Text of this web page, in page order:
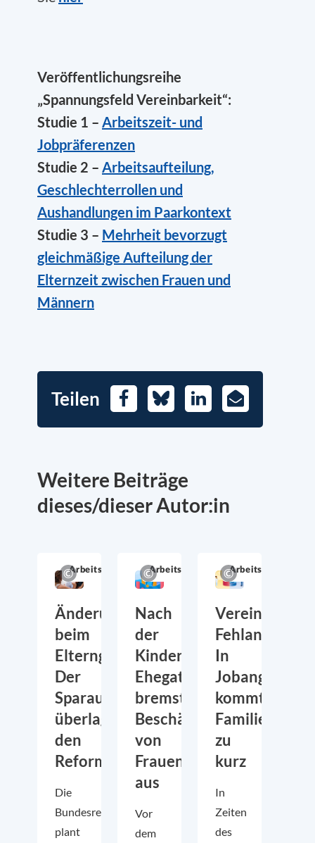
Veröffentlichungsreihe
„Spannungsfeld Vereinbarkeit“:
Studie 1 – Arbeitszeit- und
Jobpräferenzen
Studie 2 – Arbeitsaufteilung,
Geschlechterrollen und
Aushandlungen im Paarkontext
Studie 3 – Mehrheit bevorzugt
gleichmäßige Aufteilung der
Elternzeit zwischen Frauen und
Männern
Teilen FacebookBlueskyLinkedIn
E-
Mail
Weitere Beiträge
dieses/dieser Autor:in
Arbeitsmarkt
Änderungen
beim
Elterngeld:
Der
Sparauftrag
überlagert
den
Reformanspruch
Die
Bundesregierung
plant
Arbeitsmarkt
Nach
der
Kinderphase:
Ehegattensplitting
bremst
Beschäftigung
von
Frauen
aus
Vor
dem
Arbeitsmarkt
Fehlanzeige!
In
kommt
zu
kurz
In
Zeiten
des